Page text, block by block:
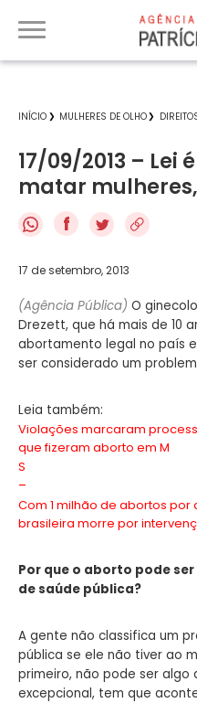
INÍCIO MULHERES DE OLHO
17/09/2013 – Lei
matar
f
17 de setembro, 2013
(Agência Pública) O
Drezett, que há mais de 10
abortamento legal no país
ser considerado um
Leia também:
Violações marcaram
que fizeram aborto em M
S
–
Com 1 milhão de abortos
brasileira morre por
Por que o aborto pode
de saúde pública?
A gente não classifica um
pública se ele não tiver ao
primeiro, não pode ser
excepcional, tem que